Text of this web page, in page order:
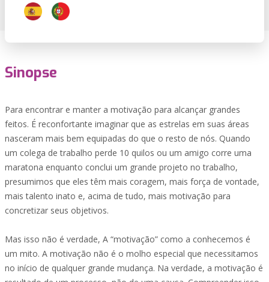
Sinopse
Para encontrar e manter a motivação para alcançar grandes
feitos. É reconfortante imaginar que as estrelas em suas áreas
nasceram mais bem equipadas do que o resto de nós. Quando
um colega de trabalho perde 10 quilos ou um amigo corre uma
maratona enquanto conclui um grande projeto no trabalho,
presumimos que eles têm mais coragem, mais força de vontade,
mais talento inato e, acima de tudo, mais motivação para
concretizar seus objetivos.
Mas isso não é verdade, A “motivação” como a conhecemos é
um mito. A motivação não é o molho especial que necessitamos
no início de qualquer grande mudança. Na verdade, a motivação é